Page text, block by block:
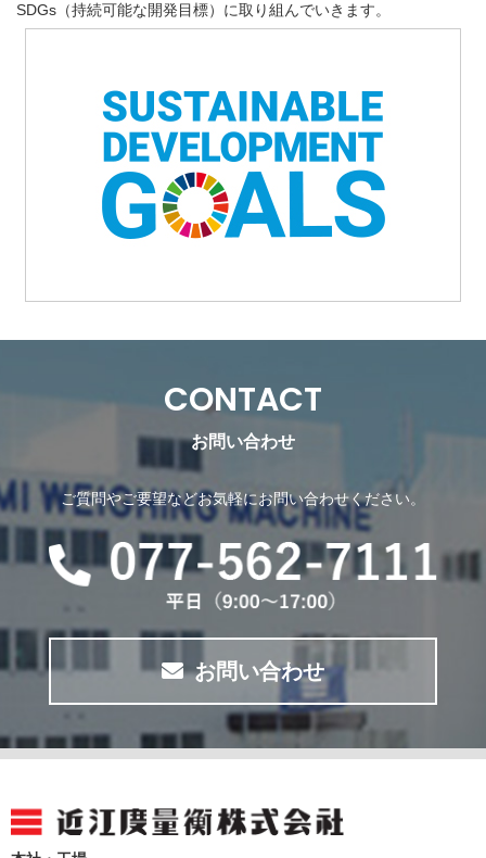
SDGs（持続可能な開発目標）に取り組んでいきます。
CONTACT
お問い合わせ
ご質問やご要望などお気軽にお問い合わせください。
お問い合わせ